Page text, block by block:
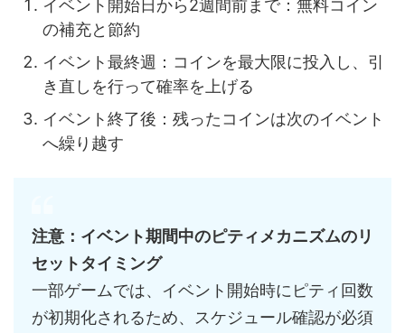
イベント開始日から2週間前まで：無料コイン
の補充と節約
イベント最終週：コインを最大限に投入し、引
き直しを行って確率を上げる
イベント終了後：残ったコインは次のイベント
へ繰り越す
注意：イベント期間中のピティメカニズムのリ
セットタイミング
一部ゲームでは、イベント開始時にピティ回数
が初期化されるため、スケジュール確認が必須